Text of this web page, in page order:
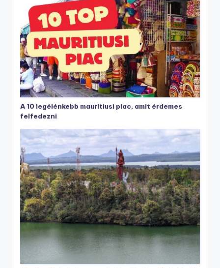
A 10 legélénkebb mauritiusi piac, amit érdemes
felfedezni